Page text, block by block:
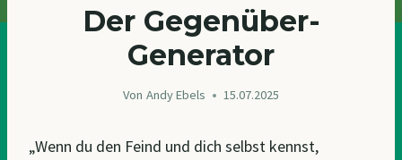
Der Gegenüber-
Generator
Von Andy Ebels 15.07.2025
„Wenn du den Feind und dich selbst kennst,